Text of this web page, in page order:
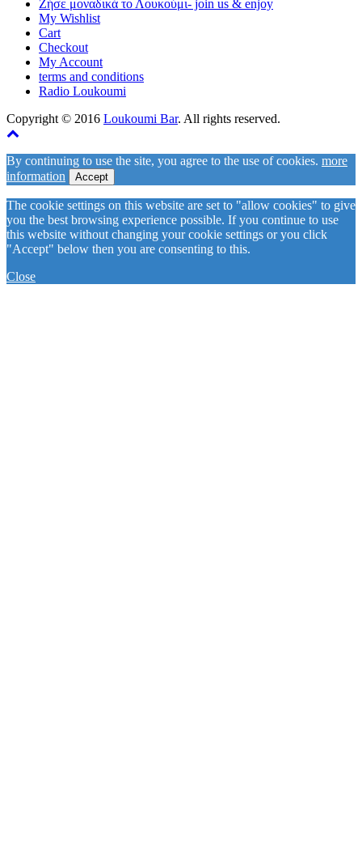
Ζήσε μοναδικά το Λουκούμι- join us & enjoy
My Wishlist
Cart
Checkout
My Account
terms and conditions
Radio Loukoumi
Copyright © 2016 Loukoumi Bar. All rights reserved.
By continuing to use the site, you agree to the use of cookies. more
information
Accept
The cookie settings on this website are set to "allow cookies" to give
you the best browsing experience possible. If you continue to use
this website without changing your cookie settings or you click
"Accept" below then you are consenting to this.
Close